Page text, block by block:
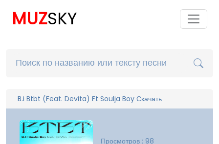
MUZSKY
B.i Btbt (Feat. Devita) Ft Soulja Boy Скачать
Просмотров : 98